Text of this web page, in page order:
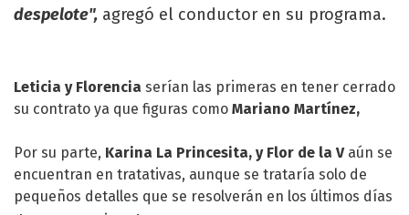
despelote", agregó el conductor en su programa.
Leticia y Florencia serían las primeras en tener cerrado
su contrato ya que figuras como Mariano Martínez,
Por su parte, Karina La Princesita, y Flor de la Vaún se
encuentran en tratativas, aunque se trataría solo de
pequeños detalles que se resolverán en los últimos días